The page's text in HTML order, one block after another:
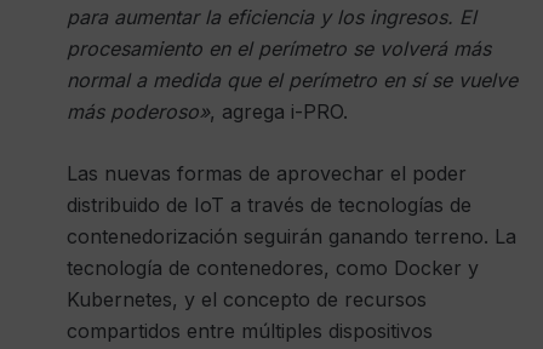
para aumentar la eficiencia y los ingresos. El
procesamiento en el perímetro se volverá más
normal a medida que el perímetro en sí se vuelve
más poderoso», agrega i-PRO.
Las nuevas formas de aprovechar el poder
distribuido de IoT a través de tecnologías de
contenedorización seguirán ganando terreno. La
tecnología de contenedores, como Docker y
Kubernetes, y el concepto de recursos
compartidos entre múltiples dispositivos